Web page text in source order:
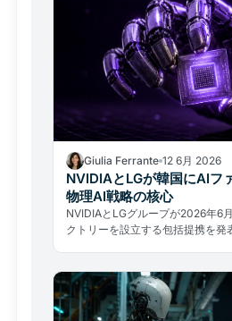
Giulia Ferrante 12 6月 2026
NVIDIAとLGが韓国にAIフ
物理AI戦略の核心
NVIDIAとLGグループが2026年6
クトリーを設立する包括提携を発